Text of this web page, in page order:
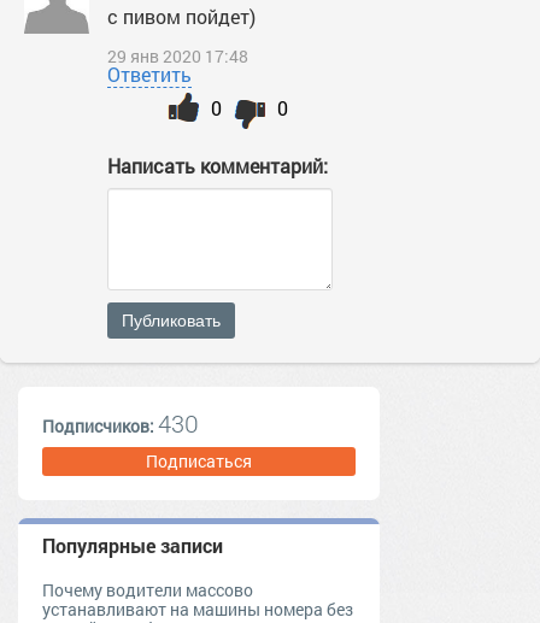
с пивом пойдет)
29 янв 2020 17:48
Ответить
0
0
Написать комментарий:
Публиковать
Подписчиков: 430
Подписаться
Популярные записи
Почему водители массово
устанавливают на машины номера без